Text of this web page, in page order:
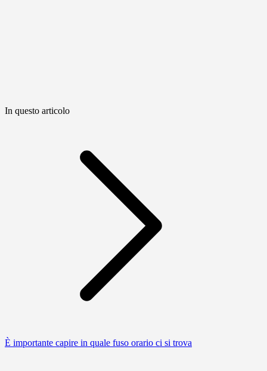
In questo articolo
È importante capire in quale fuso orario ci si trova